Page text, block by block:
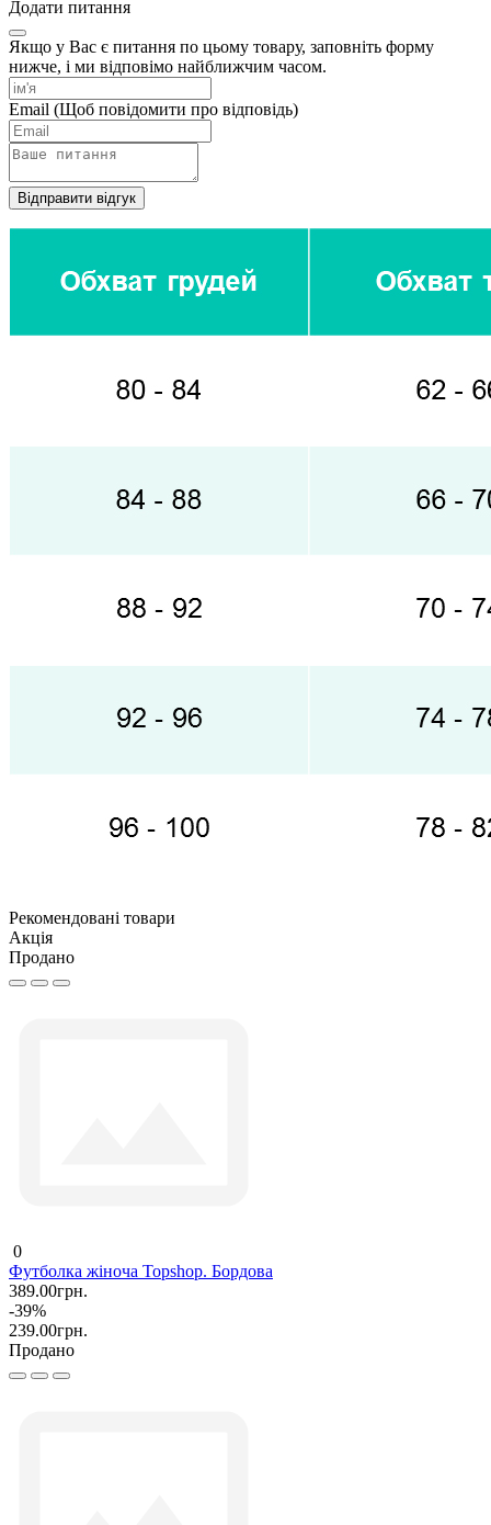
Додати питання
Якщо у Вас є питання по цьому товару, заповніть форму
нижче, і ми відповімо найближчим часом.
Email (Щоб повідомити про відповідь)
Відправити відгук
Рекомендовані товари
Акція
Продано
0
Футболка жіноча Topshop. Бордова
389.00грн.
-39%
239.00грн.
Продано